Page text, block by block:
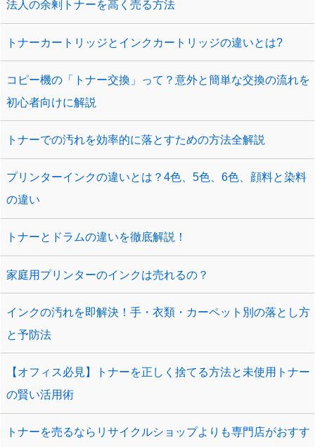
法人の余剰トナーを高く売る方法
トナーカートリッジとインクカートリッジの違いとは?
コピー機の「トナー交換」って？意外と簡単な交換の流れを
初心者向けに解説
トナーでの汚れを効率的に落とすための方法全解説
プリンターインクの違いとは？4色、5色、6色、顔料と染料
の違い
トナーとドラムの違いを徹底解説！
家庭用プリンターのインクは売れるの？
インクの汚れを即解決！手・衣類・カーペット別の落とし方
と予防法
【オフィス必見】トナーを正しく捨てる方法と未使用トナー
の賢い活用術
トナーを売るならリサイクルショップよりも専門店がおすす